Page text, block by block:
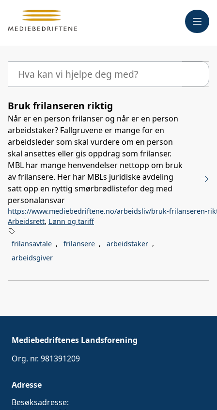
Meny
Søk
Bruk frilanseren riktig
Når er en person frilanser og når er en person
arbeidstaker? Fallgruvene er mange for en
arbeidsleder som skal vurdere om en person
skal ansettes eller gis oppdrag som frilanser.
MBL har mange henvendelser nettopp om bruk
av frilansere. Her har MBLs juridiske avdeling
satt opp en nyttig smørbrødlistefor deg med
personalansvar
https://www.mediebedriftene.no/arbeidsliv/bruk-frilanseren-
Arbeidsrett, Lønn og tariff
frilansavtale , frilansere , arbeidstaker ,
arbeidsgiver
Mediebedriftenes Landsforening
Org. nr. 981391209
Adresse
Besøksadresse: